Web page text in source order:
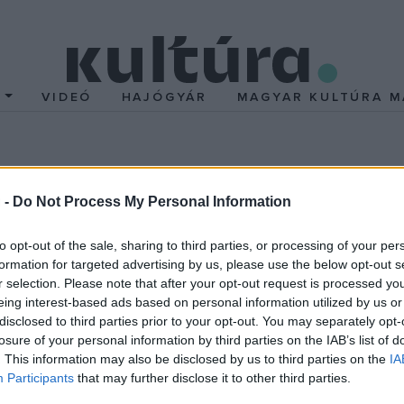
- Do Not Process My Personal Information
opt-out of the sale, sharing to third parties, or processing of your
for targeted advertising by us, please use the below opt-out
selection. Please note that after your opt-out request is processed
interest-based ads based on personal information utilized by us
to third parties prior to your opt-out. You may separately
of your personal information by third parties on the IAB’s list of
This information may also be disclosed by us to third parties on the
Participants that may further disclose it to other third parties.
VIDEÓ HAJÓGYÁR MAGYAR KULTÚRA
dinamikájáról híres japán harcművészet a japán dobok
többmillió eladott jegy után egy teljesen
10000 nézőt elkápráztatva kiérdemelte a leginspiratívabb
Dánia, Hollandia, Magyarország és Olaszország